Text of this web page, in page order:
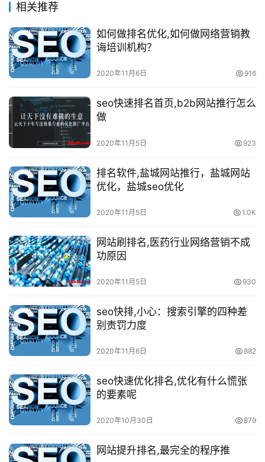
相关推荐
如何做排名优化,如何做网络营销教
诲培训机构？
2020年11月6日 916
seo快速排名首页,b2b网站推行怎么
做
2020年11月5日 923
排名软件,盐城网站推行，盐城网站
优化，盐城seo优化
2020年11月5日 1.0K
网站刷排名,医药行业网络营销不成
功原因
2020年11月5日 930
seo快排,小心：搜索引擎的四种差
别责罚力度
2020年11月6日 882
seo快速优化排名,优化有什么慌张
的要素呢
2020年10月30日 879
网站提升排名,最完全的程序推